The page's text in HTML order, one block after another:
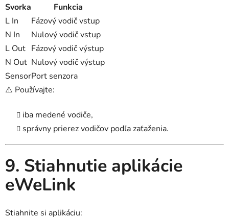
Svorka
Funkcia
L In
Fázový vodič vstup
N In
Nulový vodič vstup
L Out Fázový vodič výstup
N Out Nulový vodič výstup
SensorPort senzora
⚠️ Používajte:
iba medené vodiče,
správny prierez vodičov podľa zaťaženia.
9. Stiahnutie aplikácie
eWeLink
Stiahnite si aplikáciu: